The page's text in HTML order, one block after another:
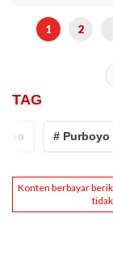
1 2
TAG
# Purboyo